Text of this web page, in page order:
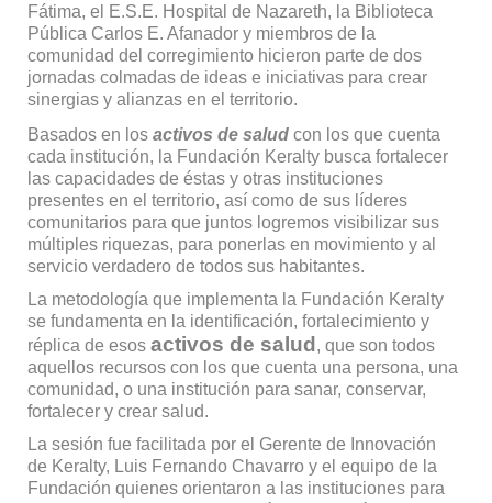
Fátima, el E.S.E. Hospital de Nazareth, la Biblioteca
Pública Carlos E. Afanador y miembros de la
comunidad del corregimiento hicieron parte de dos
jornadas colmadas de ideas e iniciativas para crear
sinergias y alianzas en el territorio.
Basados en los activos de saludcon los que cuenta
cada institución, la Fundación Keralty busca fortalecer
las capacidades de éstas y otras instituciones
presentes en el territorio, así como de sus líderes
comunitarios para que juntos logremos visibilizar sus
múltiples riquezas, para ponerlas en movimiento y al
servicio verdadero de todos sus habitantes.
La metodología que implementa la Fundación Keralty
se fundamenta en la identificación, fortalecimiento y
réplica de esos activos de salud, que son todos
aquellos recursos con los que cuenta una persona, una
comunidad, o una institución para sanar, conservar,
fortalecer y crear salud.
La sesión fue facilitada por el Gerente de Innovación
de Keralty, Luis Fernando Chavarro y el equipo de la
Fundación quienes orientaron a las instituciones para